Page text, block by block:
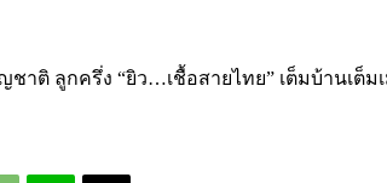
าติ ลูกครึ่ง “ยิว…เชื้อสายไทย” เต็มบ้านเต็ม